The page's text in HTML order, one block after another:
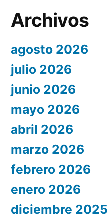
Archivos
agosto 2026
julio 2026
junio 2026
mayo 2026
abril 2026
marzo 2026
febrero 2026
enero 2026
diciembre 2025